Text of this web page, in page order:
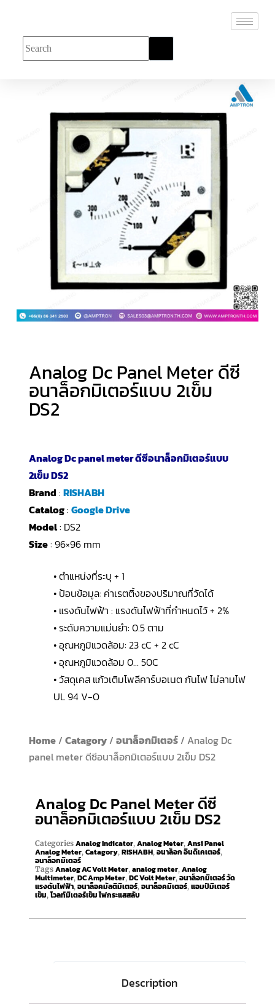
Analog Dc Panel Meter ดีซี
อนาล็อกมิเตอร์แบบ 2เข็ม
DS2
Analog Dc panel meter ดีซีอนาล็อกมิเตอร์แบบ
2เข็ม DS2
Brand : RISHABH
Catalog: Google Drive
Model: DS2
Size: 96×96 mm
• ตำแหน่งที่ระบุ + 1
• ป้อนข้อมูล: ค่าเรตติ้งของปริมาณที่วัดได้
• แรงดันไฟฟ้า : แรงดันไฟฟ้าที่กำหนดไว้ + 2%
• ระดับความแม่นยำ: 0.5 ตาม
• อุณหภูมิแวดล้อม: 23 cC + 2 cC
• อุณหภูมิแวดล้อม 0… 50C
• วัสดุเคส แก้วเติมโพลีคาร์บอเนต กันไฟ ไม่ลามไฟ
UL 94 V-O
Home/ Catagory/ อนาล็อกมิเตอร์/ Analog Dc
panel meter ดีซีอนาล็อกมิเตอร์แบบ 2เข็ม DS2
Analog Dc Panel Meter ดีซี
อนาล็อกมิเตอร์แบบ 2เข็ม DS2
Categories Analog Indicator, Analog Meter, Ansi Panel
Analog Meter, Catagory, RISHABH, อนาล็อก อินดิเคเตอร์,
อนาล็อกมิเตอร์
Tags Analog AC Volt Meter, analog meter, Analog
Multimeter, DC Amp Meter, DC Volt Meter, อนาล็อกมิเตอร์ วัด
แรงดันไฟฟ้า, อนาล็อคมัลติมิเตอร์, อนาล็อคมิเตอร์, แอมป์มิเตอร์
เข็ม,โวลท์มิเตอร์เข็ม ไฟกระแสสลับ
Description